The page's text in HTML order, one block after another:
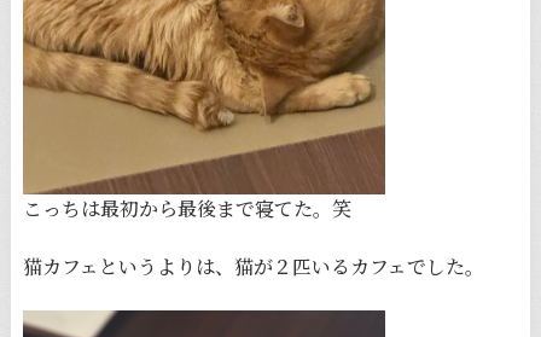
こっちは最初から最後まで寝てた。笑
猫カフェというよりは、猫が２匹いるカフェでした。